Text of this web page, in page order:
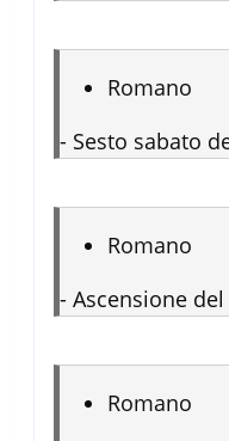
Romano
- Sesto sabato
Romano
- Ascensione
Romano